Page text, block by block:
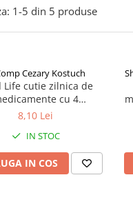
1-5 din 5 produse
Cezary Kostuch
Life cutie zilnica de
cu 4
Zephyr Labs
8,10 Lei
IN STOC
IN COS